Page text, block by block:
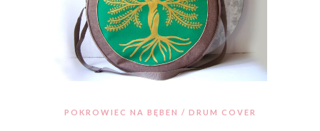
POKROWIEC NA BĘBEN / DRUM COVER